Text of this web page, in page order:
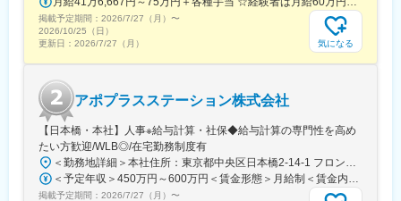
(3)豊富なプロジェクト数、50社を超える多数の取引メーカー：同
業他社と比較しても、多くのプロジェクト数があり、様々なご経
験を活かしていただくことが可能です。20代～60代までの幅広い
年代のMRの方が活躍されています。
・入社3年目（MR経験者）28歳：642万（月給＋日当＋住宅手
当）
・入社5年目（MR経験者）33歳：712万（月給＋日当＋住宅手
当）
変更の範囲：会社の定める業務
掲載予定期間： 2026/7/27（月） 〜
2026/10/25（日）
更新日： 2026/7/27（月） 気になる
アポプラスステーション株式会社
【日本橋・本社】人事※給与計算・社保◆給与計算の専門性を高め
たい方歓迎/WLB◎/在宅勤務制度有
＜勤務地詳細＞本社住所：東京都中央区日本橋2-14-1 フロントプレイス日本橋勤務地最寄駅：各線／日本橋駅受動喫煙対策：敷地内喫煙可能場所あり変更の範囲：会社の定める事業所
＜予定年収＞450万円～600万円＜賃金形態＞月給制＜賃金内訳＞月額（基本給）：243,000円～330,300円固定残業手当/月：57,000円～77,700円（固定残業時間30時間0分/月）超過した時間外労働の残業手当は追加支給＜月給＞300,000円～408,000円（一律手当を含む）＜昇給有無＞有＜残業手当＞有＜給与補足＞※上記金額にスキル・ご経験に応じて加算する可能性がございます※給与詳細は、経験・スキルを考慮した上で決定。■昇給：年1回（4月）賃金はあくまでも目安の金額であり、選考を通じて上下する可能性があります。月給(月額)は固定手当を含めた表記です。
掲載予定期間： 2026/7/27（月） 〜